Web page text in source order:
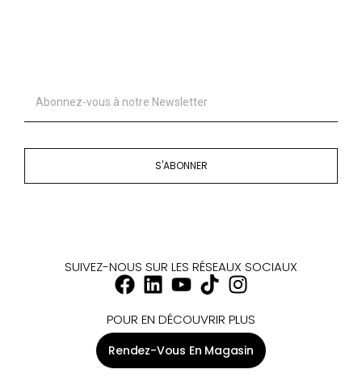
S'ABONNER
SUIVEZ-NOUS SUR LES RÉSEAUX SOCIAUX
POUR EN DÉCOUVRIR PLUS
Rendez-Vous En Magasin